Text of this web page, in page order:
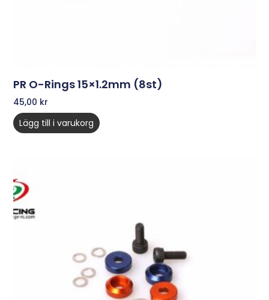
PR O-Rings 15×1.2mm (8st)
45,00 kr
Lägg till i varukorg